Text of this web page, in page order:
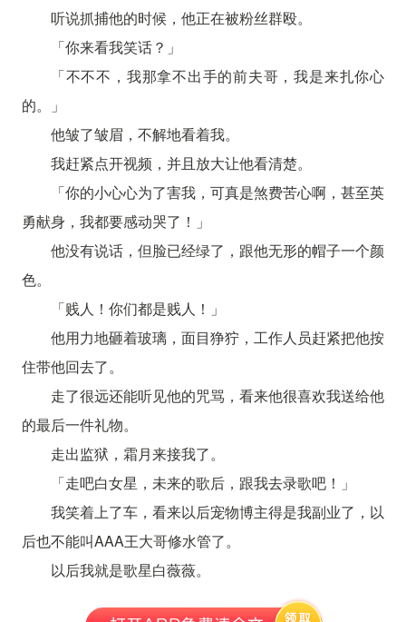
听说抓捕他的时候，他正在被粉丝群殴。
「你来看我笑话？」
「不不不，我那拿不出手的前夫哥，我是来扎你心
的。」
他皱了皱眉，不解地看着我。
我赶紧点开视频，并且放大让他看清楚。
「你的小心心为了害我，可真是煞费苦心啊，甚至英
勇献身，我都要感动哭了！」
他没有说话，但脸已经绿了，跟他无形的帽子一个颜
色。
「贱人！你们都是贱人！」
他用力地砸着玻璃，面目狰狞，工作人员赶紧把他按
住带他回去了。
走了很远还能听见他的咒骂，看来他很喜欢我送给他
的最后一件礼物。
走出监狱，霜月来接我了。
「走吧白女星，未来的歌后，跟我去录歌吧！」
我笑着上了车，看来以后宠物博主得是我副业了，以
后也不能叫AAA王大哥修水管了。
以后我就是歌星白薇薇。